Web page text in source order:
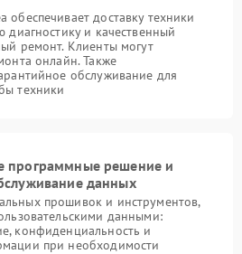
доставку техники
диагностику и качественный
ремонт. Клиенты могут
онлайн. Также
обслуживание для
техники
программные решение и
данных
прошивок и инструментов,
данными:
конфиденциальность и
при необходимости